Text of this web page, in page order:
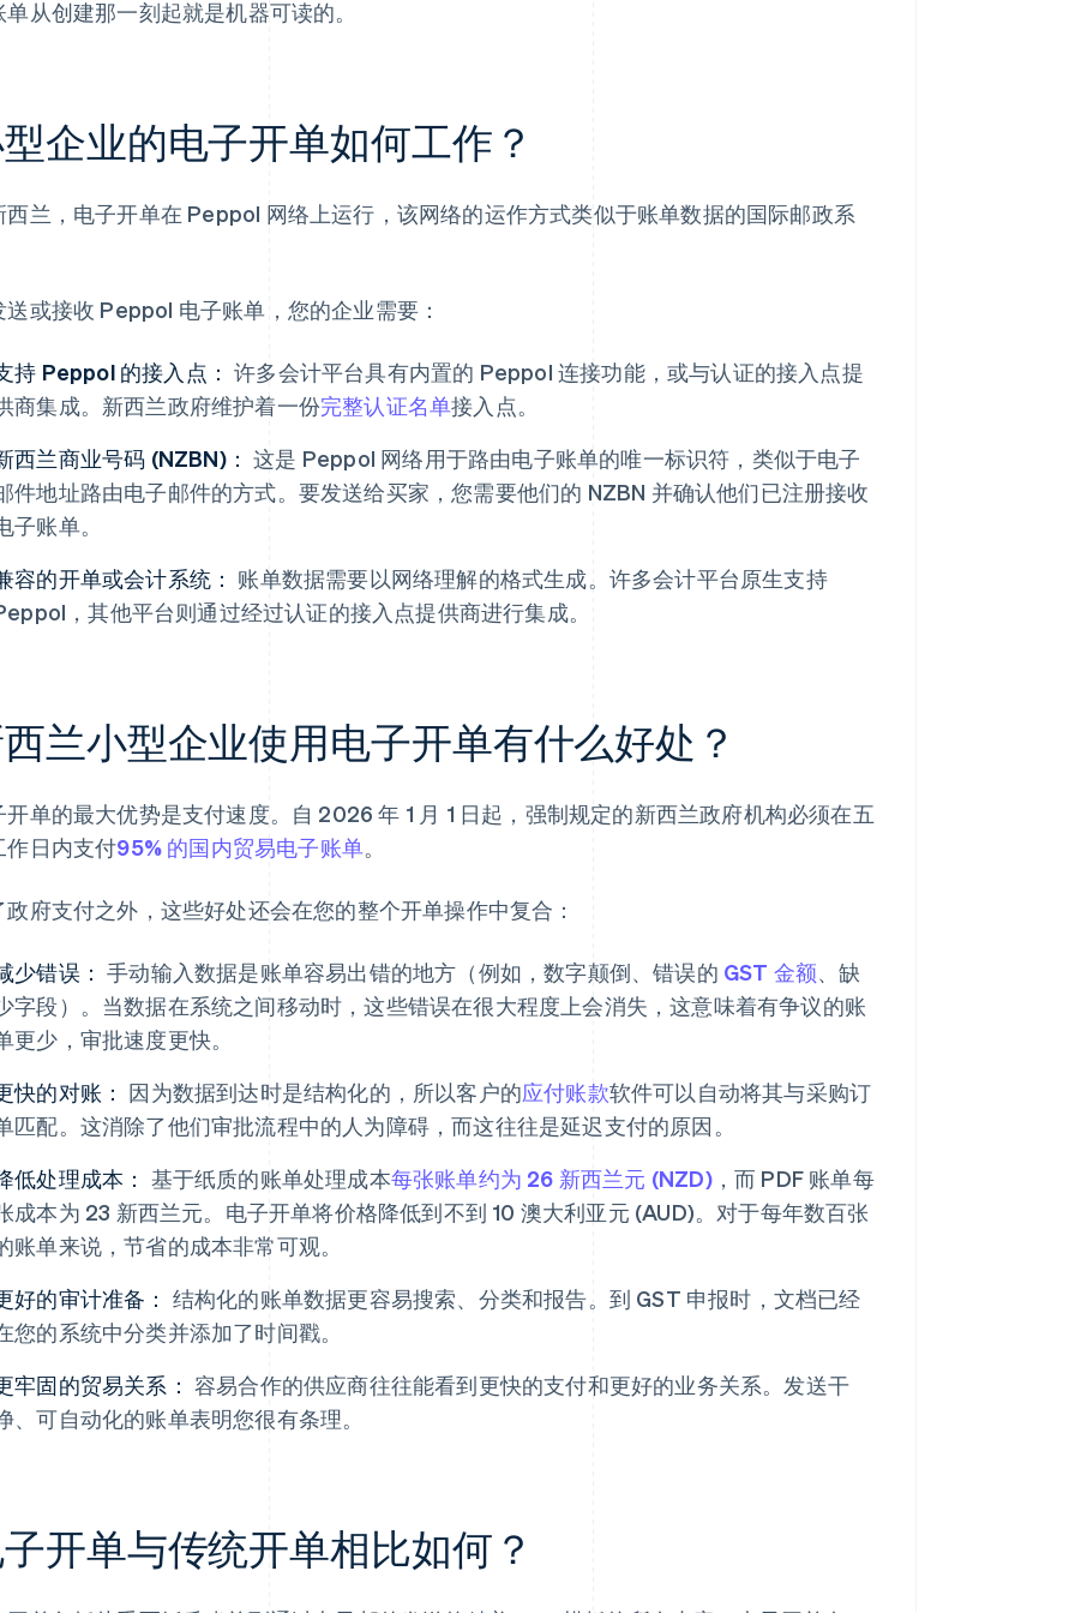
单从创建那一刻起就是机器可读的。
企业的电子开单如何工作？
西兰，电子开单在 Peppol 网络上运行，该网络的运作方式类似于账单数据的国际邮政系
送或接收 Peppol 电子账单，您的企业需要：
持 Peppol 的接入点： 许多会计平台具有内置的 Peppol 连接功能，或与认证的接入点提
商集成。新西兰政府维护着一份完整认证名单接入点。
西兰商业号码 (NZBN)： 这是 Peppol 网络用于路由电子账单的唯一标识符，类似于电子
件地址路由电子邮件的方式。要发送给买家，您需要他们的 NZBN 并确认他们已注册接收
子账单。
容的开单或会计系统： 账单数据需要以网络理解的格式生成。许多会计平台原生支持
，其他平台则通过经过认证的接入点提供商进行集成。
兰小型企业使用电子开单有什么好处？
开单的最大优势是支付速度。自 2026 年 1 月 1 日起，强制规定的新西兰政府机构必须在五
作日内支付95% 的国内贸易电子账单。
政府支付之外，这些好处还会在您的整个开单操作中复合：
少错误： 手动输入数据是账单容易出错的地方（例如，数字颠倒、错误的 GST 金额、缺
字段）。当数据在系统之间移动时，这些错误在很大程度上会消失，这意味着有争议的账
更少，审批速度更快。
快的对账： 因为数据到达时是结构化的，所以客户的应付账款软件可以自动将其与采购订
匹配。这消除了他们审批流程中的人为障碍，而这往往是延迟支付的原因。
低处理成本： 基于纸质的账单处理成本每张账单约为 26 新西兰元 (NZD)，而 PDF 账单每
成本为 23 新西兰元。电子开单将价格降低到不到 10 澳大利亚元 (AUD)。对于每年数百张
账单来说，节省的成本非常可观。
好的审计准备： 结构化的账单数据更容易搜索、分类和报告。到 GST 申报时，文档已经
您的系统中分类并添加了时间戳。
牢固的贸易关系： 容易合作的供应商往往能看到更快的支付和更好的业务关系。发送干
、可自动化的账单表明您很有条理。
开单与传统开单相比如何？